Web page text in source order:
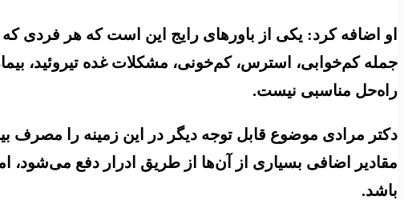
او اضافه کرد: یکی از باورهای رایج این است که هر
جمله کم‌خوابی، استرس، کم‌خونی، مشکلات غده تیروئید،
راه‌حل مناسبی نیست.
باشد.